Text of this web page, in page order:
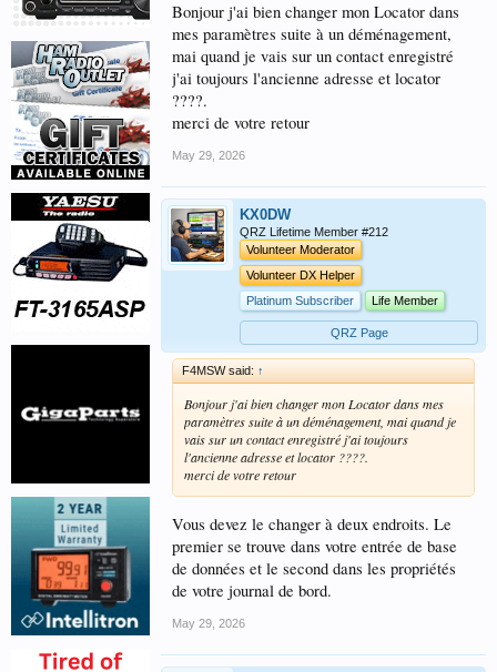
Bonjour j'ai bien changer mon Locator dans
mes paramètres suite à un déménagement,
mai quand je vais sur un contact enregistré
j'ai toujours l'ancienne adresse et locator
????.
merci de votre retour
May 29, 2026
KX0DW
QRZ Lifetime Member #212
Volunteer Moderator
Volunteer DX Helper
Platinum Subscriber
Life Member
QRZ Page
F4MSW said: ↑
Bonjour j'ai bien changer mon Locator dans mes
paramètres suite à un déménagement, mai quand je
vais sur un contact enregistré j'ai toujours
l'ancienne adresse et locator ????.
merci de votre retour
Vous devez le changer à deux endroits. Le
premier se trouve dans votre entrée de base
de données et le second dans les propriétés
de votre journal de bord.
May 29, 2026